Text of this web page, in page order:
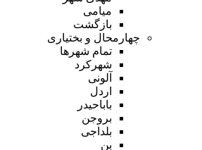
میامی
بازگشت
چهارمحال و بختیاری
تمام شهر‌ها
شهرکرد
آلونی
اردل
باباحیدر
بروجن
بلداجی
بن